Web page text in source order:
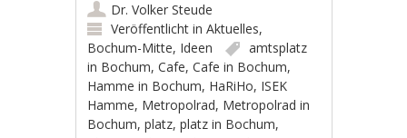
Dr. Volker Steude
Veröffentlicht inAktuelles,
Bochum-Mitte, Ideen
amtsplatz
in Bochum,Cafe,Cafe in Bochum,
Hamme in Bochum, HaRiHo, ISEK
Hamme, Metropolrad, Metropolrad in
Bochum,platz,platz in Bochum,